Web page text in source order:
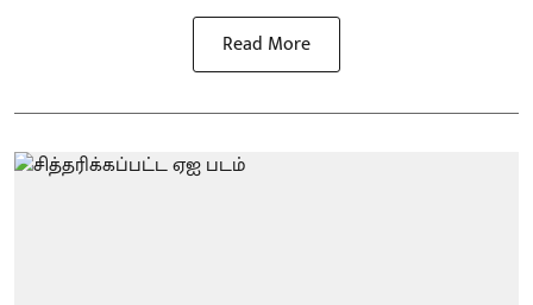
Read More